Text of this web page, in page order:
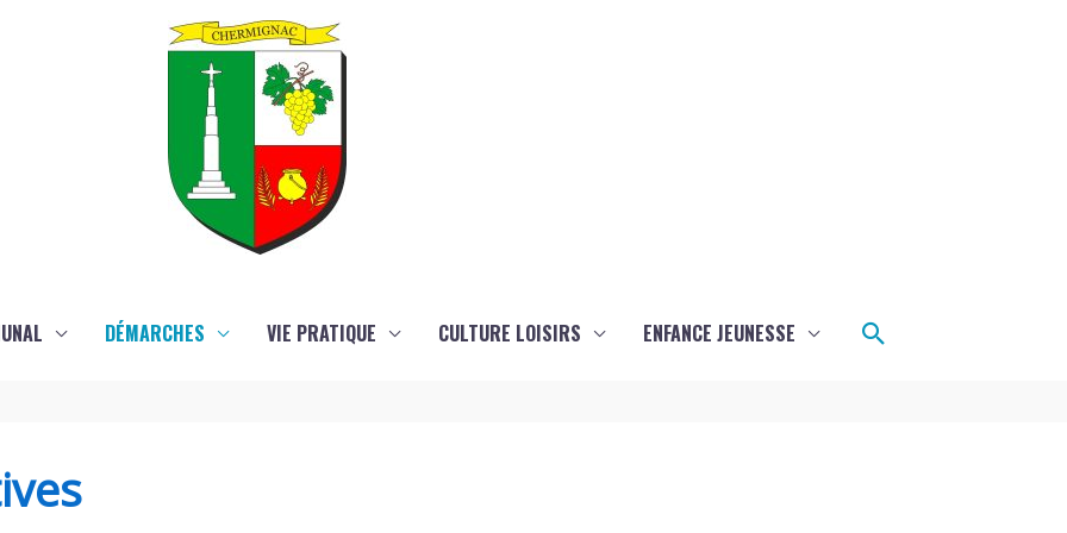
DÉMARCHES VIE PRATIQUE CULTURE LOISIRS ENFANCE JEUNESSE Rechercher